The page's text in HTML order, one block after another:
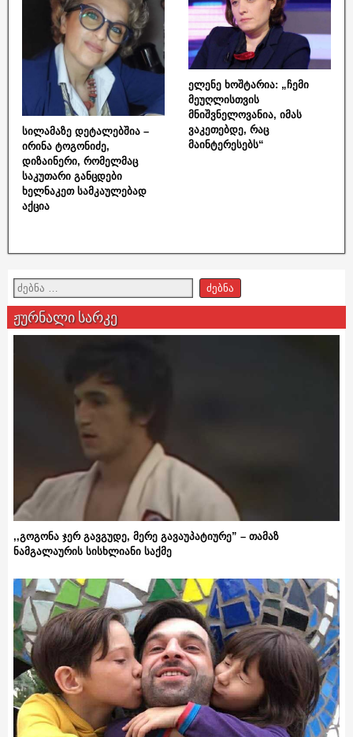
სილამაზე დეტალებშია –
ირინა ტოგონიძე,
დიზაინერი, რომელმაც
საკუთარი განცდები
ხელნაკეთ სამკაულებად
აქცია
ელენე ხოშტარია: „ჩემი
მეუღლისთვის
მნიშვნელოვანია, იმას
ვაკეთებდე, რაც
მაინტერესებს“
ჟურნალი სარკე
,,გოგონა ჯერ გავგუდე, მერე გავაუპატიურე” – თამაზ
ნამგალაურის სისხლიანი საქმე